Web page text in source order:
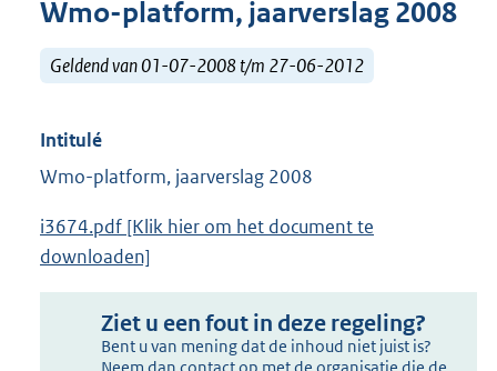
Wmo-platform, jaarverslag 2008
Geldend van 01-07-2008 t/m 27-06-2012
Intitulé
Wmo-platform, jaarverslag 2008
i3674.pdf [Klik hier om het document te
downloaden]
Ziet u een fout in deze regeling?
Bent u van mening dat de inhoud niet juist is?